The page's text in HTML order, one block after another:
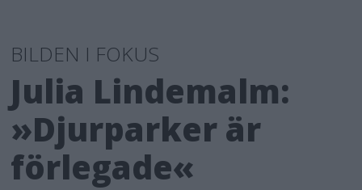
BILDEN I FOKUS
Julia Lindemalm:
»Djurparker är
förlegade«